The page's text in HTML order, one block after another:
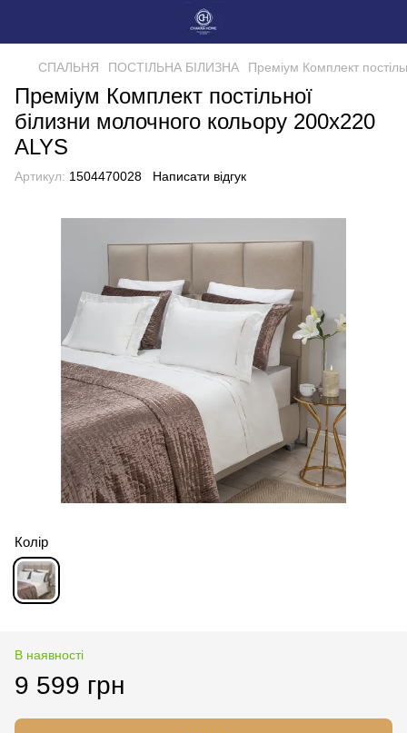
СПАЛЬНЯ ПОСТІЛЬНА БІЛИЗНА Преміум Комплект
Преміум Комплект постільної
білизни молочного кольору 200x220
ALYS
Артикул: 1504470028 Написати відгук
Колір
В наявності
9 599 грн